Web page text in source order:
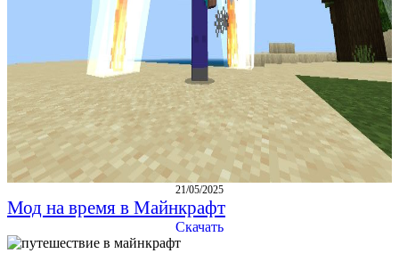
Мод на время в Майнкрафт
21/05/2025
Скачать